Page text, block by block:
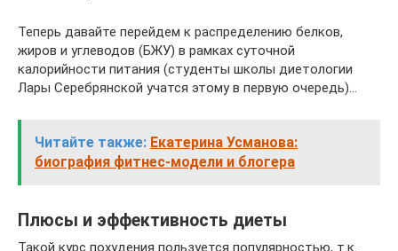
Теперь давайте перейдем к распределению белков,
жиров и углеводов (БЖУ) в рамках суточной
калорийности питания (студенты школы диетологии
Лары Серебрянской учатся этому в первую очередь)…
Читайте также: Екатерина Усманова:
биография фитнес-модели и блогера
Плюсы и эффективность диеты
Такой курс похудения пользуется популярностью, т.к.